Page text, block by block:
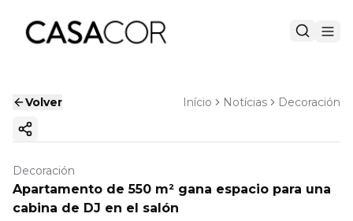
Volver Início Notícias Decoración
Copiar enlace
Decoración
Apartamento de 550 m² gana espacio para una
cabina de DJ en el salón